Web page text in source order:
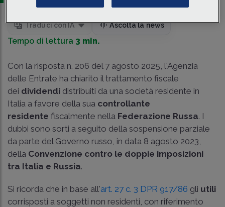
Traduci con IA Ascolta la news
Tempo di lettura 3 min.
Con la risposta n. 206 del 7 agosto 2025 , l'Agenzia
delle Entrate ha chiarito il trattamento fiscale
dei dividendi distribuiti da una società residente in
Italia a favore della sua controllante
residente fiscalmente nella Federazione Russa. I
dubbi sono sorti a seguito della sospensione parziale
da parte del Governo russo, in data 8 agosto 2023,
della Convenzione contro le doppie imposizioni
tra Italia e Russia.
Si ricorda che in base all'art. 27 c. 3 DPR 917/86 gli utili
corrisposti a soggetti non residenti, con riferimento